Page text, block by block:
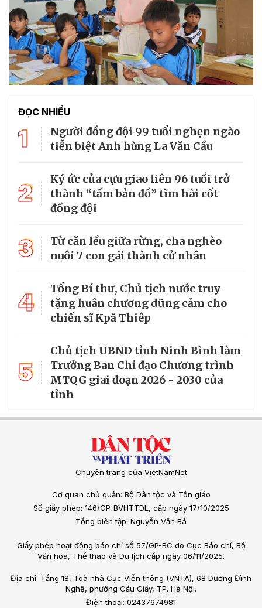
ĐỌC NHIỀU
1
Người đồng đội 99 tuổi nghẹn ngào
tiễn biệt Anh hùng La Văn Cầu
2
Ký ức của cựu giao liên 96 tuổi trở
thành “tấm bản đồ” tìm hài cốt
đồng đội
3
Từ căn lều giữa rừng, cha nghèo
nuôi 7 con gái thành cử nhân
4
Tổng Bí thư, Chủ tịch nước truy
tặng huân chương dũng cảm cho
chiến sĩ Kpă Thiêp
5
Chủ tịch UBND tỉnh Ninh Bình làm
Trưởng Ban Chỉ đạo Chương trình
MTQG giai đoạn 2026 - 2030 của
tỉnh
Chuyên trang của VietNamNet
Cơ quan chủ quản: Bộ Dân tộc và Tôn giáo
Số giấy phép: 146/GP-BVHTTDL, cấp ngày 17/10/2025
Tổng biên tập: Nguyễn Văn Bá
Giấy phép hoạt động báo chí số 57/GP-BC do Cục Báo chí, Bộ
Văn hóa, Thể thao và Du lịch cấp ngày 06/11/2025.
Địa chỉ: Tầng 18, Toà nhà Cục Viễn thông (VNTA), 68 Dương Đình
Nghệ, phường Cầu Giấy, TP. Hà Nội.
Điện thoại: 02437674981